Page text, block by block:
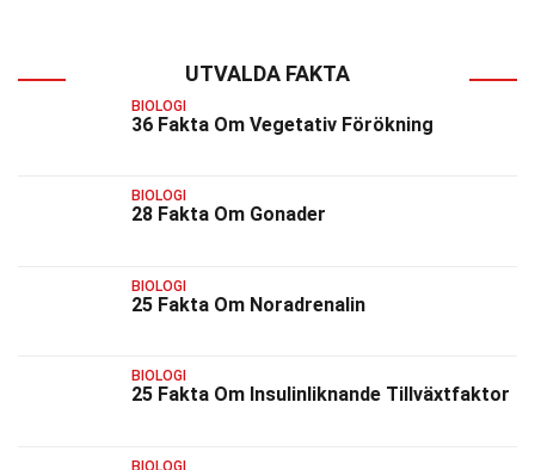
UTVALDA FAKTA
BIOLOGI
36 Fakta Om Vegetativ Förökning
BIOLOGI
28 Fakta Om Gonader
BIOLOGI
25 Fakta Om Noradrenalin
BIOLOGI
25 Fakta Om Insulinliknande Tillväxtfaktor
BIOLOGI